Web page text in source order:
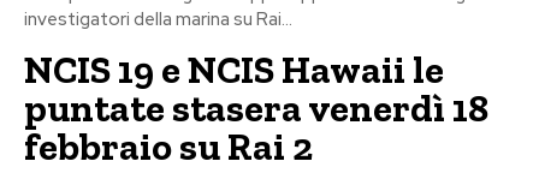
investigatori della marina su Rai...
NCIS 19 e NCIS Hawaii le
puntate stasera venerdì 18
febbraio su Rai 2